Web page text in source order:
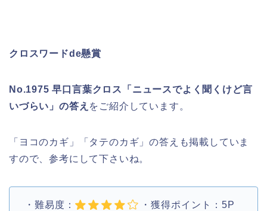
クロスワードde懸賞
No.1975 早口言葉クロス「ニュースでよく聞くけど言
いづらい」の答え をご紹介しています。
「ヨコのカギ」「タテのカギ」の答えも掲載していま
すので、参考にして下さいね。
・難易度： ・獲得ポイント：5P